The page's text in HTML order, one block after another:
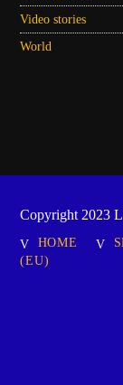
Video stories
World
Copyright 2023
HOME
(EU)